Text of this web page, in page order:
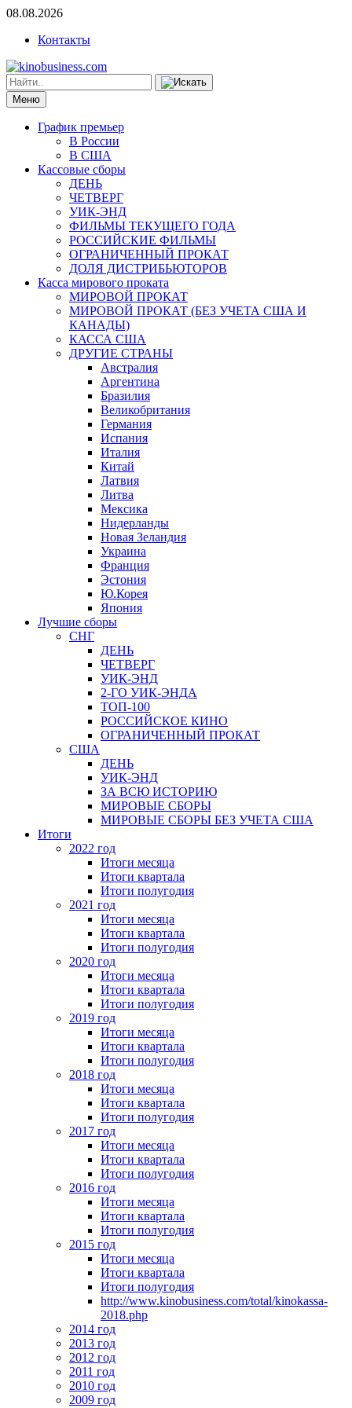
08.08.2026
Контакты
Меню
График премьер
В России
В США
Кассовые сборы
ДЕНЬ
ЧЕТВЕРГ
УИК-ЭНД
ФИЛЬМЫ ТЕКУЩЕГО ГОДА
РОССИЙСКИЕ ФИЛЬМЫ
ОГРАНИЧЕННЫЙ ПРОКАТ
ДОЛЯ ДИСТРИБЬЮТОРОВ
Касса мирового проката
МИРОВОЙ ПРОКАТ
МИРОВОЙ ПРОКАТ (БЕЗ УЧЕТА США И
КАНАДЫ)
КАССА США
ДРУГИЕ СТРАНЫ
Австралия
Аргентина
Бразилия
Великобритания
Германия
Испания
Италия
Китай
Латвия
Литва
Мексика
Нидерланды
Новая Зеландия
Украина
Франция
Эстония
Ю.Корея
Япония
Лучшие сборы
СНГ
ДЕНЬ
ЧЕТВЕРГ
УИК-ЭНД
2-ГО УИК-ЭНДА
ТОП-100
РОССИЙСКОЕ КИНО
ОГРАНИЧЕННЫЙ ПРОКАТ
США
ДЕНЬ
УИК-ЭНД
ЗА ВСЮ ИСТОРИЮ
МИРОВЫЕ СБОРЫ
МИРОВЫЕ СБОРЫ БЕЗ УЧЕТА США
Итоги
2022 год
Итоги месяца
Итоги квартала
Итоги полугодия
2021 год
Итоги месяца
Итоги квартала
Итоги полугодия
2020 год
Итоги месяца
Итоги квартала
Итоги полугодия
2019 год
Итоги месяца
Итоги квартала
Итоги полугодия
2018 год
Итоги месяца
Итоги квартала
Итоги полугодия
2017 год
Итоги месяца
Итоги квартала
Итоги полугодия
2016 год
Итоги месяца
Итоги квартала
Итоги полугодия
2015 год
Итоги месяца
Итоги квартала
Итоги полугодия
http://www.kinobusiness.com/total/kinokassa-
2018.php
2014 год
2013 год
2012 год
2011 год
2010 год
2009 год